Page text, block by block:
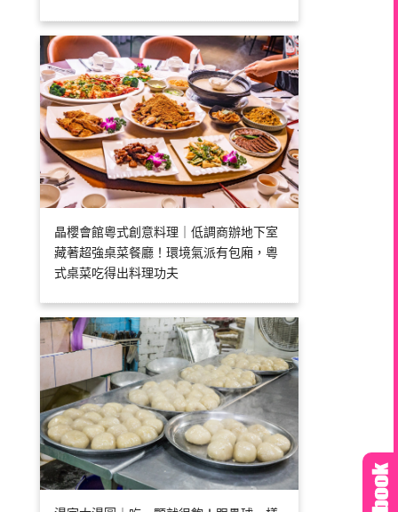
晶櫻會館粵式創意料理｜低調商辦地下室
藏著超強桌菜餐廳！環境氣派有包廂，粵
式桌菜吃得出料理功夫